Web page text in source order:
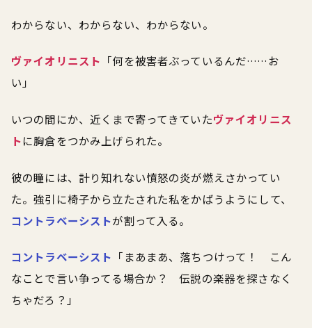
わからない、わからない、わからない。
ヴァイオリニスト 「何を被害者ぶっているんだ……お
い」
いつの間にか、近くまで寄ってきていたヴァイオリニス
トに胸倉をつかみ上げられた。
彼の瞳には、計り知れない憤怒の炎が燃えさかってい
た。強引に椅子から立たされた私をかばうようにして、
コントラベーシストが割って入る。
コントラベーシスト 「まあまあ、落ちつけって！ こん
なことで言い争ってる場合か？ 伝説の楽器を探さなく
ちゃだろ？」